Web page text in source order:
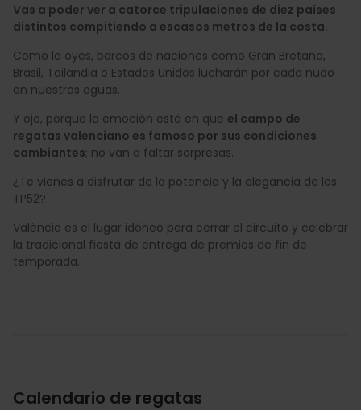
Vas a poder ver a catorce tripulaciones de diez países
distintos compitiendo a escasos metros de la costa.
Como lo oyes, barcos de naciones como Gran Bretaña,
Brasil, Tailandia o Estados Unidos lucharán por cada nudo
en nuestras aguas.
Y ojo, porque la emoción está en que el campo de
regatas valenciano es famoso por sus condiciones
cambiantes; no van a faltar sorpresas.
¿Te vienes a disfrutar de la potencia y la elegancia de los
TP52?
València es el lugar idóneo para cerrar el circuito y celebrar
la tradicional fiesta de entrega de premios de fin de
temporada.
Calendario de regatas